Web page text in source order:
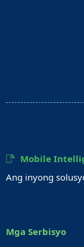
Mobile
Ang inyong
Mga Serbisyo